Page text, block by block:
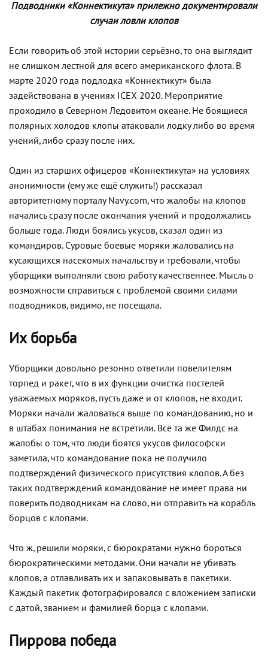
Подводники «Коннектикута» прилежно документировали
случаи ловли клопов
Если говорить об этой истории серьёзно, то она выглядит
не слишком лестной для всего американского флота. В
марте 2020 года подлодка «Коннектикут» была
задействована в учениях ICEX 2020. Мероприятие
проходило в Северном Ледовитом океане. Не боящиеся
полярных холодов клопы атаковали лодку либо во время
учений, либо сразу после них.
Один из старших офицеров «Коннектикута» на условиях
анонимности (ему же ещё служить!) рассказал
авторитетному порталу Navy.com, что жалобы на клопов
начались сразу после окончания учений и продолжались
больше года. Люди боялись укусов, сказал один из
командиров. Суровые боевые моряки жаловались на
кусающихся насекомых начальству и требовали, чтобы
уборщики выполняли свою работу качественнее. Мысль о
возможности справиться с проблемой своими силами
подводников, видимо, не посещала.
Их борьба
Уборщики довольно резонно ответили повелителям
торпед и ракет, что в их функции очистка постелей
уважаемых моряков, пусть даже и от клопов, не входит.
Моряки начали жаловаться выше по командованию, но и
в штабах понимания не встретили. Всё та же Филдс на
жалобы о том, что люди боятся укусов философски
заметила, что командование пока не получило
подтверждений физического присутствия клопов. А без
таких подтверждений командование не имеет права ни
поверить подводникам на слово, ни отправить на корабль
борцов с клопами.
Что ж, решили моряки, с бюрократами нужно бороться
бюрократическими методами. Они начали не убивать
клопов, а отлавливать их и запаковывать в пакетики.
Каждый пакетик фотографировался с вложением записки
с датой, званием и фамилией борца с клопами.
Пиррова победа